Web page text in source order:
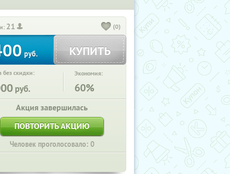
21 (0)
руб. КУПИТЬ
без скидки:
руб.
Экономия:
60%
Акция завершилась
ПОВТОРИТЬ АКЦИЮ
Человек проголосовало: 0